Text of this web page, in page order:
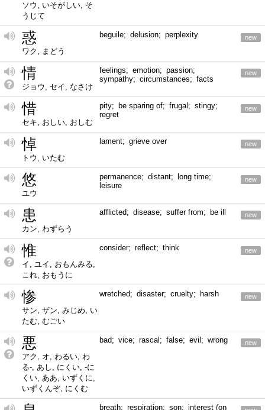
ソウ, いそがしい, そ
うじて
惑
ワク, まどう
beguile; delusion; perplexity new
情
ジョウ, セイ, なさけ
feelings; emotion; passion;
sympathy; circumstances; facts
new
惜
セキ, おしい, おしむ
pity; be sparing of; frugal; stingy;
regret
new
悼
トウ, いたむ
lament; grieve over new
悠
ユウ
permanence; distant; long time;
leisure
new
患
カン, わずらう
afflicted; disease; suffer from; be ill new
惟
イ, ユイ, おもんみる,
これ, おもうに
consider; reflect; think new
惨
サン, ザン, みじめ, い
たむ, むごい
wretched; disaster; cruelty; harsh new
悪
アク, オ, わるい, わ
る-, あし, にくい, -に
くい, ああ, いずくに,
いずくんぞ, にくむ
bad; vice; rascal; false; evil; wrong new
breath; respiration; son; interest (on